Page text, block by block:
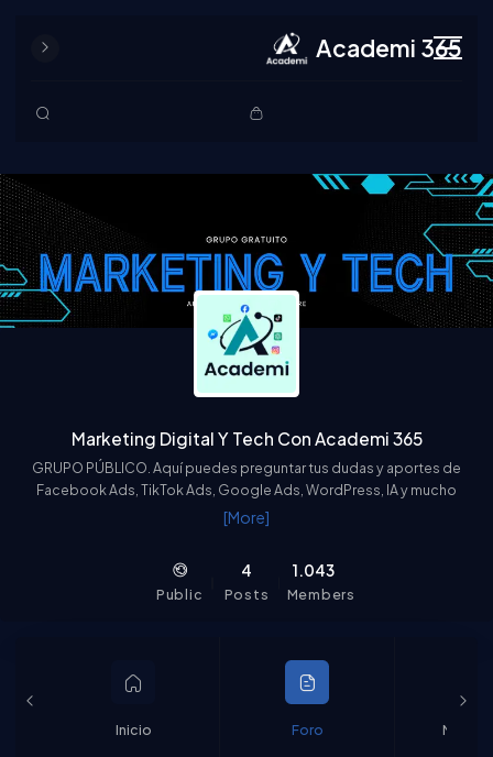
Academi 365
Marketing Digital Y Tech Con Academi 365
GRUPO PÚBLICO. Aquí puedes preguntar tus dudas y aportes de
Facebook Ads, TikTok Ads, Google Ads, WordPress, IA y mucho
más. Nuestra comunidad responde y ocasionalmente, también
[More]
Public
4
Posts
1.043
Members
Inicio Foro